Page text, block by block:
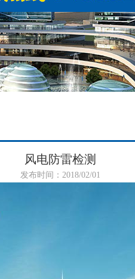
风电防雷检测
发布时间：2018/02/01